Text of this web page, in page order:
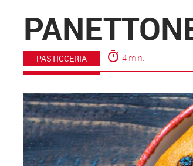
PASTICCERIA timer 4 min.